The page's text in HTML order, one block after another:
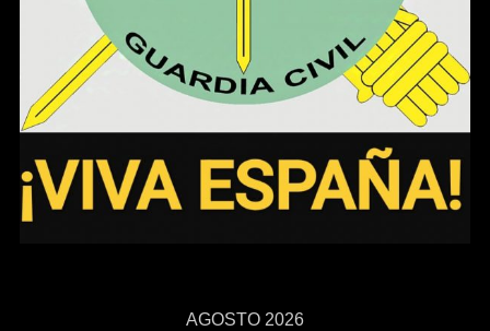
AGOSTO 2026